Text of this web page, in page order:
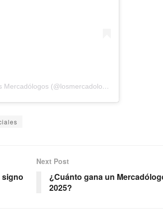
Una publicación compartida por Nosotros Los Mercadólogos (@losmercadologos)
signo
Next Post
¿Cuánto gana un
2025?